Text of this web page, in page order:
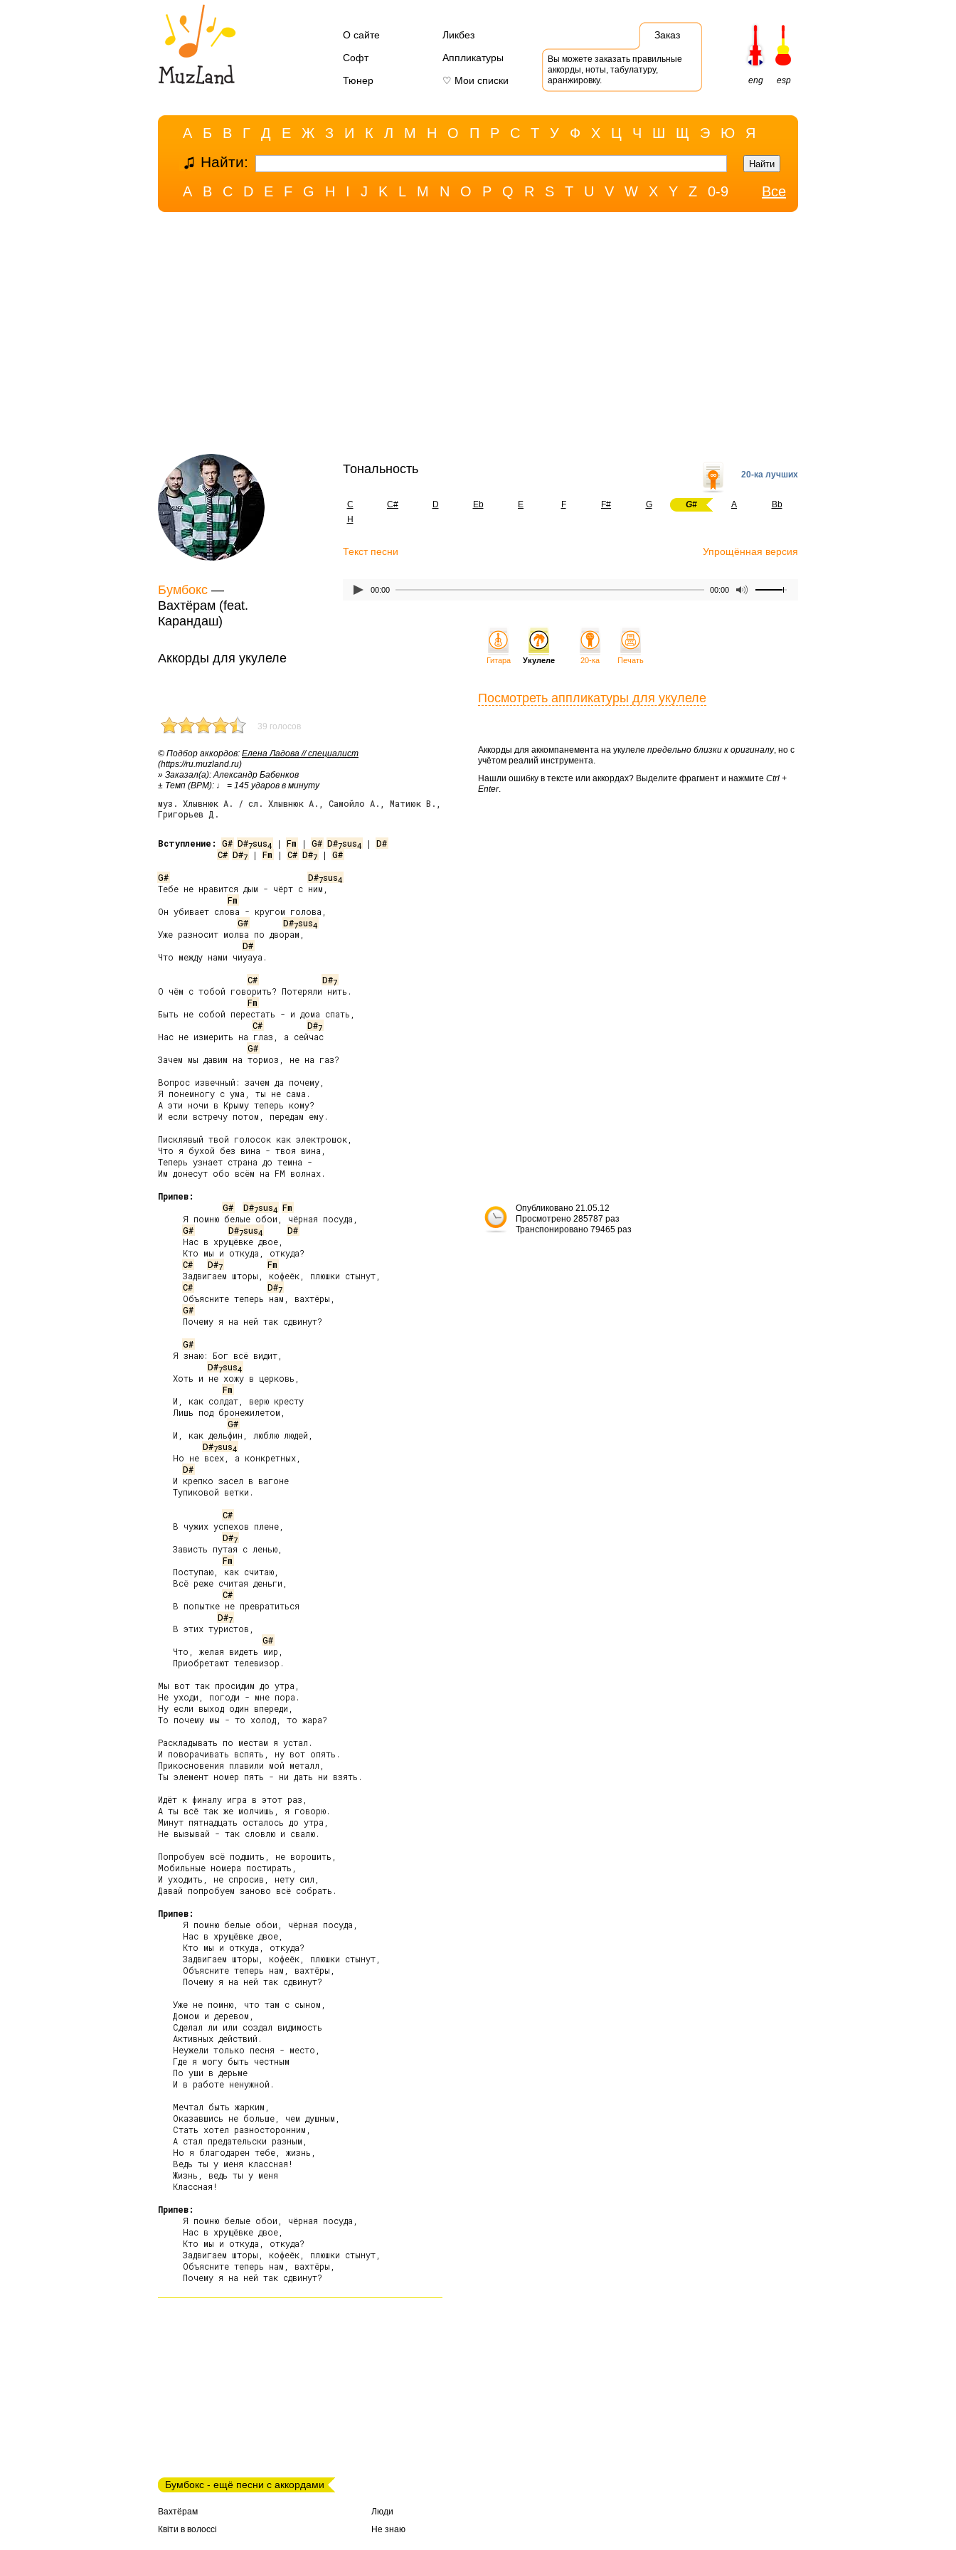
О сайте
Ликбез
Софт
Аппликатуры
Тюнер
♡ Мои списки
Заказ
Вы можете заказать правильные
аккорды, ноты, табулатуру,
аранжировку.
eng esp
А Б В Г Д Е Ж З И К Л М Н О П Р С Т У Ф Х Ц Ч Ш Щ Э Ю Я
Найти:
A B C D E F G H I J K L M N O P Q R S T U V W X Y Z 0-9 Все
Бумбокс —
Вахтёрам (feat.
Карандаш)
Тональность 20-ка лучших
C C# D Eb E F F# G G# A
Bb
H
Текст песни Упрощённая версия
00:00 00:00
Аккорды для укулеле
39 голосов
© Подбор аккордов: Елена Ладова // специалист
(https://ru.muzland.ru)
» Заказал(а): Александр Бабенков
± Темп (BPM): ♩ = 145 ударов в минуту
муз. Хлывнюк А. / сл. Хлывнюк А., Самойло А., Матиюк В.,
Григорьев Д.
Вступление: G# D#7sus4 | Fm | G# D#7sus4 | D#
C# D#7 | Fm | C# D#7 | G#
G#
D#7sus4
Тебе не нравится дым - чёрт с ним,
Fm
Он убивает слова - кругом голова,
G#
D#7sus4
Уже разносит молва по дворам,
D#
Что между нами чиуауа.
C#
D#7
О чём с тобой говорить? Потеряли нить.
Fm
Быть не собой перестать - и дома спать,
C#
D#7
Нас не измерить на глаз, а сейчас
G#
Зачем мы давим на тормоз, не на газ?
Вопрос извечный: зачем да почему,
Я понемногу с ума, ты не сама.
А эти ночи в Крыму теперь кому?
И если встречу потом, передам ему.
Писклявый твой голосок как электрошок,
Что я бухой без вина - твоя вина,
Теперь узнает страна до темна -
Им донесут обо всём на FM волнах.
Припев:
G#
D#7sus4 Fm
     Я помню белые обои, чёрная посуда,
G#
D#7sus4
D#
     Нас в хрущёвке двое,
     Кто мы и откуда, откуда?
C#
D#7
Fm
     Задвигаем шторы, кофеёк, плюшки стынут,
C#
D#7
     Объясните теперь нам, вахтёры,
G#
     Почему я на ней так сдвинут?
G#
   Я знаю: Бог всё видит,
D#7sus4
   Хоть и не хожу в церковь,
Fm
   И, как солдат, верю кресту
   Лишь под бронежилетом,
G#
   И, как дельфин, люблю людей,
D#7sus4
   Но не всех, а конкретных,
D#
   И крепко засел в вагоне
   Тупиковой ветки.
C#
   В чужих успехов плене,
D#7
   Зависть путая с ленью,
Fm
   Поступаю, как считаю,
   Всё реже считая деньги,
C#
   В попытке не превратиться
D#7
   В этих туристов,
G#
   Что, желая видеть мир,
   Приобретают телевизор.
Мы вот так просидим до утра,
Не уходи, погоди - мне пора.
Ну если выход один впереди,
То почему мы - то холод, то жара?
Раскладывать по местам я устал.
И поворачивать вспять, ну вот опять.
Прикосновения плавили мой металл,
Ты элемент номер пять - ни дать ни взять.
Идёт к финалу игра в этот раз,
А ты всё так же молчишь, я говорю.
Минут пятнадцать осталось до утра,
Не вызывай - так словлю и свалю.
Попробуем всё подшить, не ворошить,
Мобильные номера постирать,
И уходить, не спросив, нету сил,
Давай попробуем заново всё собрать.
Припев:
     Я помню белые обои, чёрная посуда,
     Нас в хрущёвке двое,
     Кто мы и откуда, откуда?
     Задвигаем шторы, кофеёк, плюшки стынут,
     Объясните теперь нам, вахтёры,
     Почему я на ней так сдвинут?
   Уже не помню, что там с сыном,
   Домом и деревом,
   Сделал ли или создал видимость
   Активных действий.
   Неужели только песня - место,
   Где я могу быть честным
   По уши в дерьме
   И в работе ненужной.
   Мечтал быть жарким,
   Оказавшись не больше, чем душным,
   Стать хотел разносторонним,
   А стал предательски разным,
   Но я благодарен тебе, жизнь,
   Ведь ты у меня классная!
   Жизнь, ведь ты у меня
   Классная!
Припев:
     Я помню белые обои, чёрная посуда,
     Нас в хрущёвке двое,
     Кто мы и откуда, откуда?
     Задвигаем шторы, кофеёк, плюшки стынут,
     Объясните теперь нам, вахтёры,
Гитара Укулеле 20-ка Печать
Посмотреть аппликатуры для укулеле
Аккорды для аккомпанемента на укулеле предельно близки к оригиналу, но с
учётом реалий инструмента.
Нашли ошибку в тексте или аккордах? Выделите фрагмент и нажмите Ctrl +
Enter.
Опубликовано 21.05.12
Просмотрено 285787 раз
Транспонировано 79465 раз
Бумбокс - ещё песни с аккордами
Вахтёрам
Квiти в волоссi
Люди
Не знаю